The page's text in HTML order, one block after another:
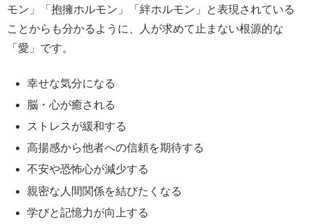
モン」「抱擁ホルモン」「絆ホルモン」と表現されている
ことからも分かるように、人が求めて止まない根源的な
「愛」です。
幸せな気分になる
脳・心が癒される
ストレスが緩和する
高揚感から他者への信頼を期待する
不安や恐怖心が減少する
親密な人間関係を結びたくなる
学びと記憶力が向上する